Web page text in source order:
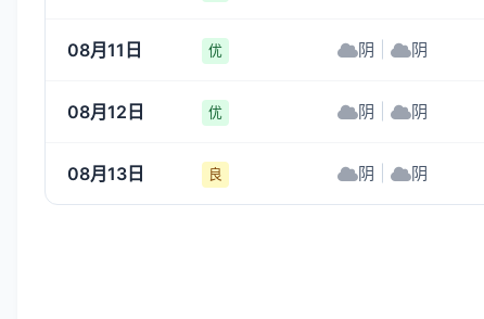
08月11日 优 阴 阴
08月12日 优 阴 阴
08月13日 良 阴 阴